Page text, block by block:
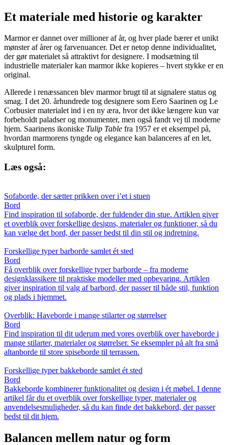
Et materiale med historie og karakter
Marmor er dannet over millioner af år, og hver plade bærer et unikt
mønster af årer og farvenuancer. Det er netop denne individualitet,
der gør materialet så attraktivt for designere. I modsætning til
industrielle materialer kan marmor ikke kopieres – hvert stykke er en
original.
Allerede i renæssancen blev marmor brugt til at signalere status og
smag. I det 20. århundrede tog designere som Eero Saarinen og Le
Corbusier materialet ind i en ny æra, hvor det ikke længere kun var
forbeholdt paladser og monumenter, men også fandt vej til moderne
hjem. Saarinens ikoniske Tulip Table fra 1957 er et eksempel på,
hvordan marmorens tyngde og elegance kan balanceres af en let,
skulpturel form.
Læs også:
Sofaborde, der sætter prikken over i’et i stuen
Bord
Find inspiration til sofaborde, der fuldender din stue. Artiklen giver
et overblik over forskellige designs, materialer og funktioner, så du
kan vælge det bord, der passer bedst til din stil og indretning.
Forskellige typer barborde samlet ét sted
Bord
Få overblik over forskellige typer barborde – fra moderne
designklassikere til praktiske modeller med opbevaring. Artiklen
giver inspiration til valg af barbord, der passer til både stil, funktion
og plads i hjemmet.
Overblik: Haveborde i mange stilarter og størrelser
Bord
Find inspiration til dit uderum med vores overblik over haveborde i
mange stilarter, materialer og størrelser. Se eksempler på alt fra små
altanborde til store spiseborde til terrassen.
Forskellige typer bakkeborde samlet ét sted
Bord
Bakkeborde kombinerer funktionalitet og design i ét møbel. I denne
artikel får du et overblik over forskellige typer, materialer og
anvendelsesmuligheder, så du kan finde det bakkebord, der passer
bedst til dit hjem.
Balancen mellem natur og form